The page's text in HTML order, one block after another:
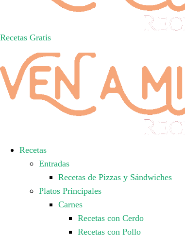
Recetas Gratis
Recetas
Entradas
Recetas de Pizzas y Sándwiches
Platos Principales
Carnes
Recetas con Cerdo
Recetas con Pollo